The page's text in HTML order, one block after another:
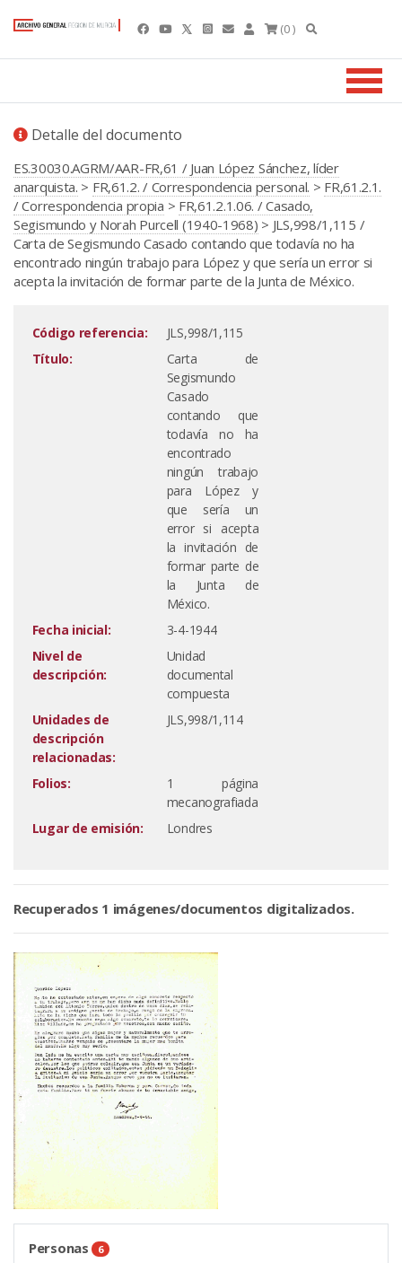
(0 )
Detalle del documento
ES.30030.AGRM/AAR-FR,61 / Juan López Sánchez, líder
anarquista. > FR,61.2. / Correspondencia personal. > FR,61.2.1.
/ Correspondencia propia > FR,61.2.1.06. / Casado,
Segismundo y Norah Purcell (1940-1968) > JLS,998/1,115 /
Carta de Segismundo Casado contando que todavía no ha
encontrado ningún trabajo para López y que sería un error si
acepta la invitación de formar parte de la Junta de México.
Código referencia:
JLS,998/1,115
Título:
Carta de
Segismundo
Casado
contando que
todavía no ha
encontrado
ningún trabajo
para López y
que sería un
error si acepta
la invitación de
formar parte de
la Junta de
México.
Fecha inicial:
3-4-1944
Nivel de
descripción:
Unidad
documental
compuesta
Unidades de
descripción
relacionadas:
JLS,998/1,114
Folios:
1 página
mecanografiada
Lugar de emisión:
Londres
Recuperados 1 imágenes/documentos digitalizados.
Personas 6